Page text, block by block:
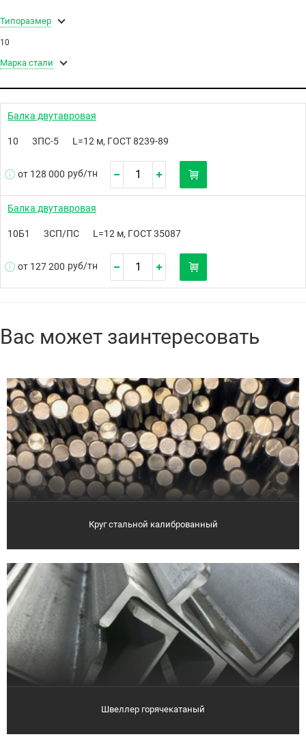
Типоразмер
10
Марка стали
Балка двутавровая
10 3ПС-5 L=12 м, ГОСТ 8239-89
от 128 000 руб/тн
Балка двутавровая
10Б1 3СП/ПС L=12 м, ГОСТ 35087
от 127 200 руб/тн
Вас может заинтересовать
Круг стальной калиброванный
Швеллер горячекатаный